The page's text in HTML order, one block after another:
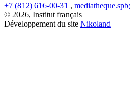
+7 (812) 616-00-31 ,
© 2026, Institut français
Développement du site Nikoland